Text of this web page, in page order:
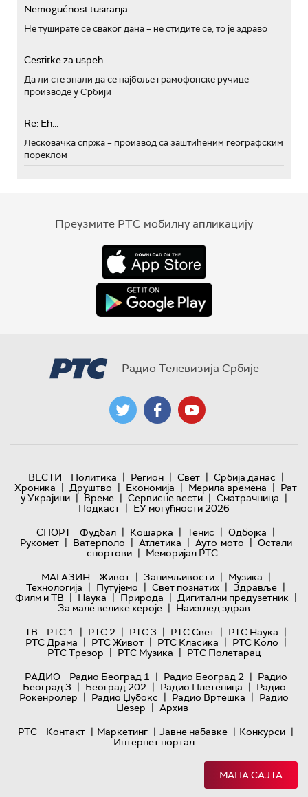
Nemogućnost tusiranja
Не туширате се сваког дана – не стидите се, то је здраво
Cestitke za uspeh
Да ли сте знали да се најбоље грамофонске ручице
производе у Србији
Re: Eh...
Лесковачка спржа – производ са заштићеним географским
пореклом
Преузмите РТС мобилну апликацију
Радио Телевизија Србије
ВЕСТИ Политика | Регион | Свет | Србија данас |
Хроника | Друштво | Економија | Мерила времена | Рат
у Украјини | Време | Сервисне вести | Сматрачница |
Подкаст | ЕУ могућности 2026
СПОРТ
Фудбал | Кошарка | Тенис | Одбојка |
Рукомет | Ватерполо | Атлетика | Ауто-мото | Остали
спортови | Меморијал РТС
МАГАЗИН
Живот | Занимљивости | Музика |
Технологијa | Путујемо | Свет познатих | Здравље |
Филм и ТВ | Наука | Природа | Дигитални предузетник |
За мале велике хероје | Наизглед здрав
ТВ
РТС 1 | РТС 2 | РТС 3 | РТС Свет | РТС Наука |
РТС Драма | РТС Живот | РТС Класика | РТС Коло |
РТС Трезор | РТС Музика | РТС Полетарац
РАДИО
Радио Београд 1 | Радио Београд 2 | Радио
Београд 3 | Београд 202 | Радио Плетеница | Радио
Рокенролер | Радио Џубокс | Радио Вртешка | Радио
Џезер | Архив
РТС
Контакт | Маркетинг | Јавне набавке | Конкурси |
Интернет портал
МАПА САЈТА